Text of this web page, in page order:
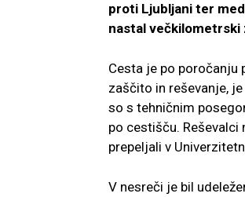
proti Ljubljani ter
nastal večkilometrski
Cesta je po poročanju
zaščito in reševanje,
so s tehničnim
po cestišču.
prepeljali v
V nesreči je bil